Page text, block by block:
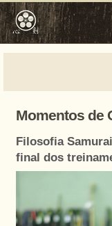
Momentos de
Filosofia
final dos